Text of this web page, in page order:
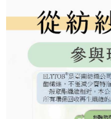
4. Dalam masa 30 minit
untuk mengesahkan
semakan khusus" yang
penilaian tidak mencukupi,
penilaian boleh diberikan.
【Penerangan Kaedah
1. Pembayaran ansuran
"Pembayaran Ansuran